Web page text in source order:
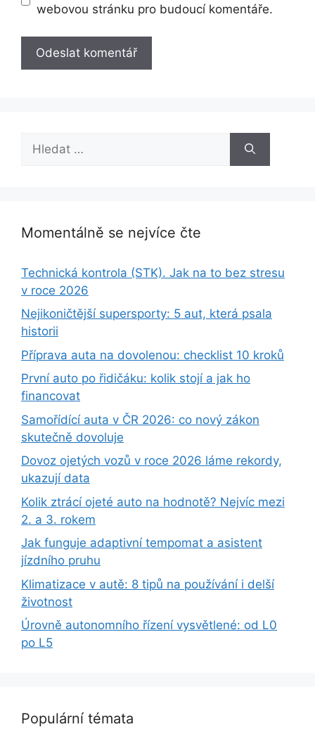
webovou stránku pro budoucí komentáře.
Momentálně se nejvíce čte
Technická kontrola (STK). Jak na to bez stresu
v roce 2026
Nejikoničtější supersporty: 5 aut, která psala
historii
Příprava auta na dovolenou: checklist 10 kroků
První auto po řidičáku: kolik stojí a jak ho
financovat
Samořídící auta v ČR 2026: co nový zákon
skutečně dovoluje
Dovoz ojetých vozů v roce 2026 láme rekordy,
ukazují data
Kolik ztrácí ojeté auto na hodnotě? Nejvíc mezi
2. a 3. rokem
Jak funguje adaptivní tempomat a asistent
jízdního pruhu
Klimatizace v autě: 8 tipů na používání i delší
životnost
Úrovně autonomního řízení vysvětlené: od L0
po L5
Populární témata